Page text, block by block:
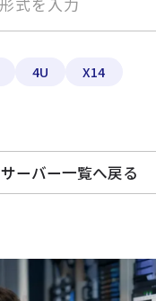
4U X14
サーバー一覧へ戻る